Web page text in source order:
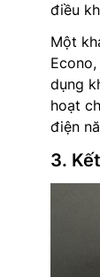
điều
Một
dụng
hoạt
điện
3.